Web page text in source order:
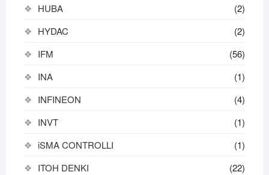
HUBA
(2)
HYDAC
(2)
IFM
(56)
INA
(1)
INFINEON
(4)
INVT
(1)
iSMA CONTROLLI
(1)
ITOH DENKI
(22)